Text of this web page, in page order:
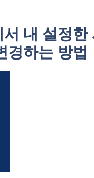
내 설정
경하는 방법